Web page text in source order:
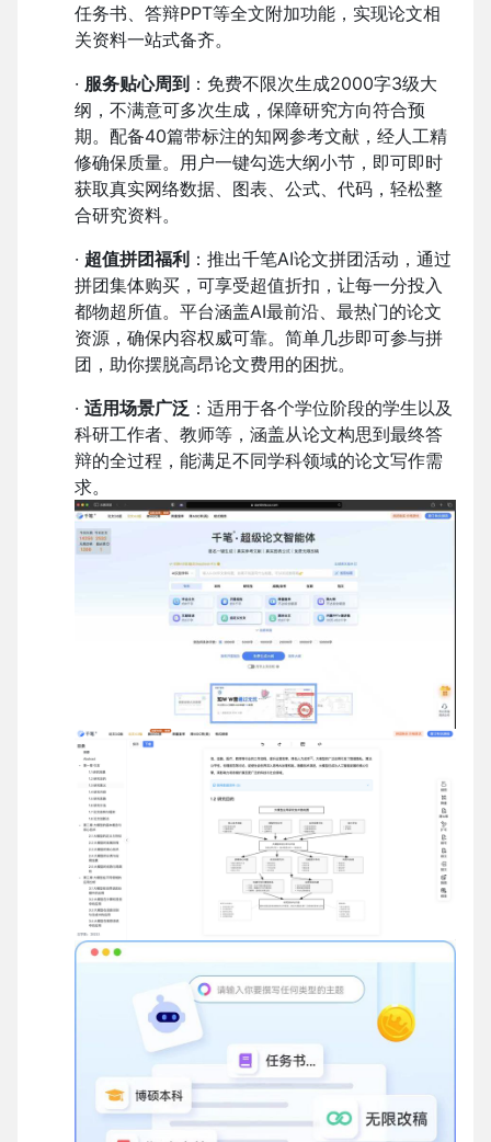
任务书、答辩PPT等全文附加功能，实现论文相
关资料一站式备齐。
· 服务贴心周到 ：免费不限次生成2000字3级大
纲，不满意可多次生成，保障研究方向符合预
期。配备40篇带标注的知网参考文献，经人工精
修确保质量。用户一键勾选大纲小节，即可即时
获取真实网络数据、图表、公式、代码，轻松整
合研究资料。
· 超值拼团福利 ：推出千笔AI论文拼团活动，通过
拼团集体购买，可享受超值折扣，让每一分投入
都物超所值。平台涵盖AI最前沿、最热门的论文
资源，确保内容权威可靠。简单几步即可参与拼
团，助你摆脱高昂论文费用的困扰。
· 适用场景广泛 ：适用于各个学位阶段的学生以及
科研工作者、教师等，涵盖从论文构思到最终答
辩的全过程，能满足不同学科领域的论文写作需
求。